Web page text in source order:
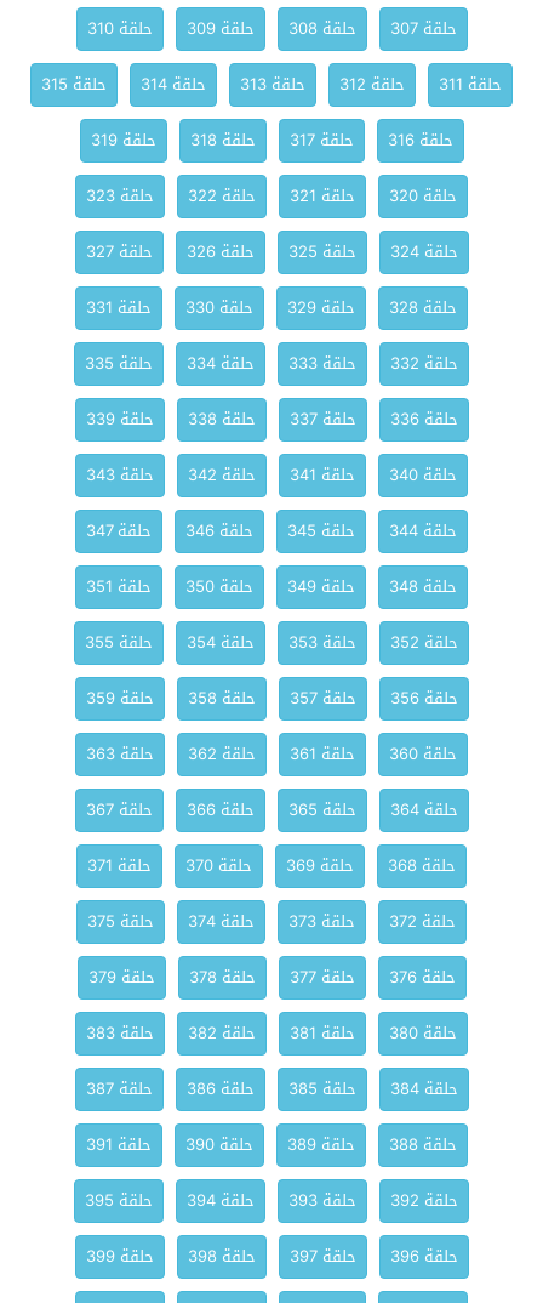
حلقة 307
حلقة 308 حلقة 309
حلقة 310
حلقة 311
حلقة 312 حلقة 313 حلقة 314
حلقة 315
حلقة 316
حلقة 317 حلقة 318
حلقة 319
حلقة 320
حلقة 321 حلقة 322
حلقة 323
حلقة 324
حلقة 325 حلقة 326
حلقة 327
حلقة 328
حلقة 329 حلقة 330
حلقة 331
حلقة 332
حلقة 333 حلقة 334
حلقة 335
حلقة 336
حلقة 337 حلقة 338
حلقة 339
حلقة 340
حلقة 341 حلقة 342
حلقة 343
حلقة 344
حلقة 345 حلقة 346
حلقة 347
حلقة 348
حلقة 349 حلقة 350
حلقة 351
حلقة 352
حلقة 353 حلقة 354
حلقة 355
حلقة 356
حلقة 357 حلقة 358
حلقة 359
حلقة 360
حلقة 361 حلقة 362
حلقة 363
حلقة 364
حلقة 365 حلقة 366
حلقة 367
حلقة 368
حلقة 369 حلقة 370
حلقة 371
حلقة 372
حلقة 373 حلقة 374
حلقة 375
حلقة 376
حلقة 377 حلقة 378
حلقة 379
حلقة 380
حلقة 381 حلقة 382
حلقة 383
حلقة 384
حلقة 385 حلقة 386
حلقة 387
حلقة 388
حلقة 389 حلقة 390
حلقة 391
حلقة 392
حلقة 393 حلقة 394
حلقة 395
حلقة 396
حلقة 397 حلقة 398
حلقة 399